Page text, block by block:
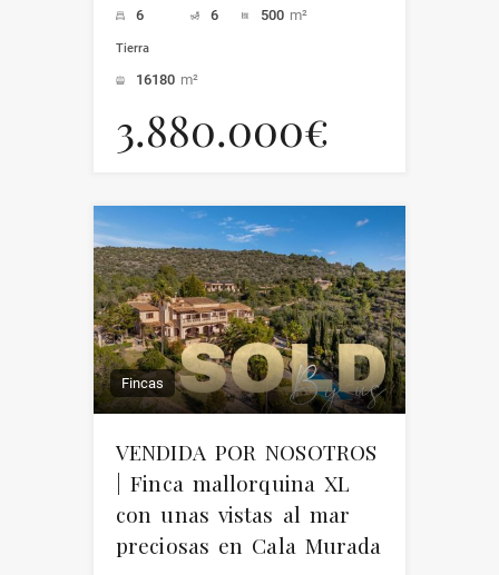
6 6 500 m²
Tierra
16180 m²
3.880.000€
Fincas
VENDIDA POR NOSOTROS
| Finca mallorquina XL
con unas vistas al mar
preciosas en Cala Murada